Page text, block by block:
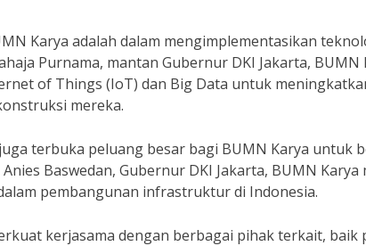
Karya adalah dalam mengimplementasikan
Purnama, mantan Gubernur DKI Jakarta, BUMN
of Things (IoT) dan Big Data untuk
mereka.
terbuka peluang besar bagi BUMN Karya untuk
Baswedan, Gubernur DKI Jakarta, BUMN
pembangunan infrastruktur di Indonesia.
kerjasama dengan berbagai pihak terkait, baik